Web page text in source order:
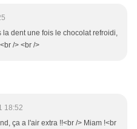
la dent une fois le chocolat refroidi,
/> <br />
18:52
ça a l'air extra !!<br /> Miam !<br